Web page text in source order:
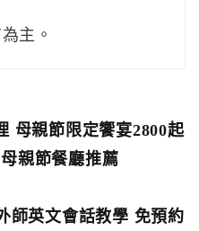
主。
母親節限定饗宴2800起
親節餐廳推薦
師英文會話教學 免預約